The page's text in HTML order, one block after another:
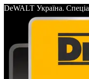
DeWALT Україна.